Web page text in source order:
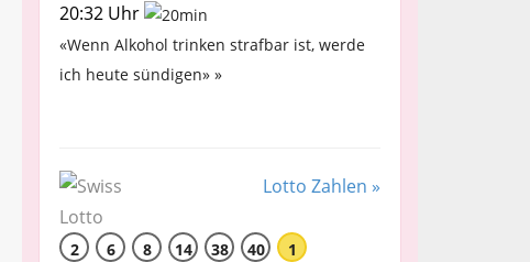
20:32 Uhr
«Wenn Alkohol trinken strafbar ist, werde
ich heute sündigen» »
Lotto Zahlen »
2 6 8 14 38 40 1